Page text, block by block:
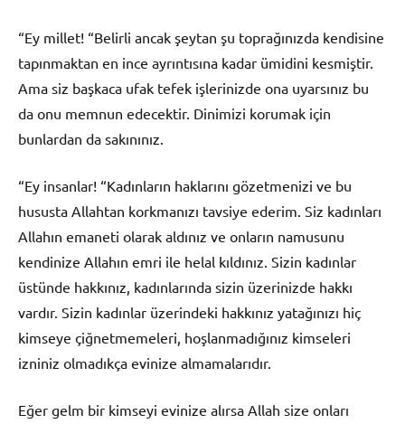
“Ey millet! “Belirli ancak şeytan şu toprağınızda kendisine
tapınmaktan en ince ayrıntısına kadar ümidini kesmiştir.
Ama siz başkaca ufak tefek işlerinizde ona uyarsınız bu
da onu memnun edecektir. Dinimizi korumak için
bunlardan da sakınınız.
“Ey insanlar! “Kadınların haklarını gözetmenizi ve bu
hususta Allahtan korkmanızı tavsiye ederim. Siz kadınları
Allahın emaneti olarak aldınız ve onların namusunu
kendinize Allahın emri ile helal kıldınız. Sizin kadınlar
üstünde hakkınız, kadınlarında sizin üzerinizde hakkı
vardır. Sizin kadınlar üzerindeki hakkınız yatağınızı hiç
kimseye çiğnetmemeleri, hoşlanmadığınız kimseleri
izniniz olmadıkça evinize almamalarıdır.
Eğer gelm bir kimseyi evinize alırsa Allah size onları